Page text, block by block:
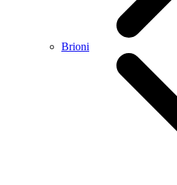
Brioni